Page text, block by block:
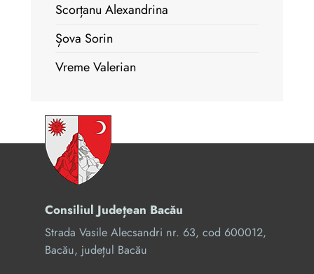
Scorțanu Alexandrina
Șova Sorin
Vreme Valerian
Consiliul Județean Bacău
Strada Vasile Alecsandri nr. 63, cod 600012,
Bacău, județul Bacău